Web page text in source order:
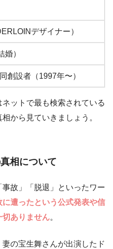
デザイナー）
）
創設者（1997年〜）
ットで最も検索されている
から見ていきましょう。
相について
事故」「脱退」といったワー
に遭ったという公式発表や信
切ありません。
の宝生舞さんが出演したド